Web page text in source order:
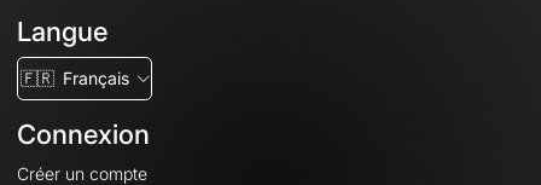
Langue
🇫🇷 Français
Connexion
Créer un compte